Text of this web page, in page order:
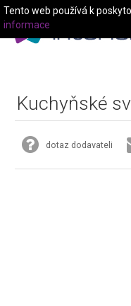
Kuchyňské
dotaz dodavateli
Tento web používá k
informace